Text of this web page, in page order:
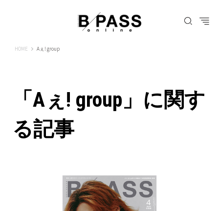
HOME B-PASS ONLINE
Aぇ! group
「Aぇ! group」に関す
る記事